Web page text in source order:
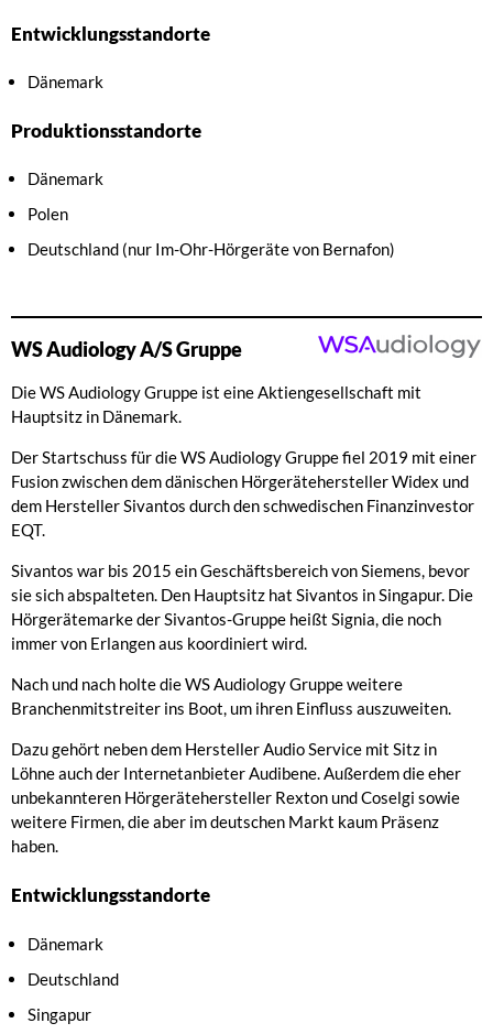
Entwicklungsstandorte
Dänemark
Produktionsstandorte
Dänemark
Polen
Deutschland (nur Im-Ohr-Hörgeräte von Bernafon)
WS Audiology A/S Gruppe
Die WS Audiology Gruppe ist eine Aktiengesellschaft mit
Hauptsitz in Dänemark.
Der Startschuss für die WS Audiology Gruppe fiel 2019 mit einer
Fusion zwischen dem dänischen Hörgerätehersteller Widex und
dem Hersteller Sivantos durch den schwedischen Finanzinvestor
EQT.
Sivantos war bis 2015 ein Geschäftsbereich von Siemens, bevor
sie sich abspalteten. Den Hauptsitz hat Sivantos in Singapur. Die
Hörgerätemarke der Sivantos-Gruppe heißt Signia, die noch
immer von Erlangen aus koordiniert wird.
Nach und nach holte die WS Audiology Gruppe weitere
Branchenmitstreiter ins Boot, um ihren Einfluss auszuweiten.
Dazu gehört neben dem Hersteller Audio Service mit Sitz in
Löhne auch der Internetanbieter Audibene. Außerdem die eher
unbekannteren Hörgerätehersteller Rexton und Coselgi sowie
weitere Firmen, die aber im deutschen Markt kaum Präsenz
haben.
Entwicklungsstandorte
Dänemark
Deutschland
Singapur